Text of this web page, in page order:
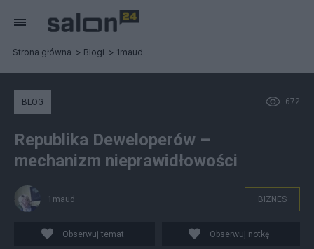
Strona główna Blogi 1maud
672
BLOG
Republika Deweloperów –
mechanizm nieprawidłowości
1maud BIZNES
Obserwuj temat Obserwuj notkę